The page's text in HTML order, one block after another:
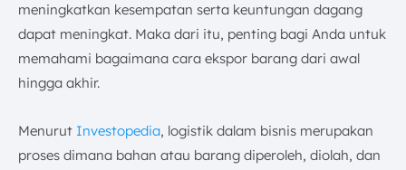
Apa Saja Moda Transportasi untuk Ekspor Barang?
1. Laut
2. Udara
3. Darat
Software Logistik ScaleOcean
Kesimpulan
meningkatkan kesempatan serta keuntungan dagang
dapat meningkat. Maka dari itu, penting bagi Anda untuk
memahami bagaimana cara ekspor barang dari awal
hingga akhir.
Menurut Investopedia, logistik dalam bisnis merupakan
proses dimana bahan atau barang diperoleh, diolah, dan